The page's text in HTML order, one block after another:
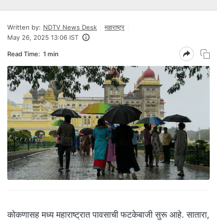
Written by: NDTV News Desk
महाराष्ट्र
May 26, 2025 13:06 IST
Read Time: 1 min
कोकणासह मध्य महाराष्ट्रात पावसाची फटकेबाजी सुरू आहे. सातारा,